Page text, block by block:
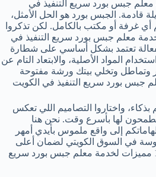
لخدمة معلم جبس بورد سريع التنفيذ في
قادمة. الجبس بورد هو الحل الأمثل،
أي غرفة أو مكتب بالكامل. لكن تذكروا
10 مميزات لخدمة معلم جبس بورد سريع التنفيذ في
تعتمد بشكل أساسي على شطارة
المواد الأصلية، والابتعاد التام عن
وتماطل وتخلي بيتك ورشة مفتوحة
بذكاء، واختاروا التصاميم اللي تعكس
تطمحون لها بأسرع وقت. نحن هنا
إلى واقع ملموس بأيدي أمهر
في السوق الكويتي لضمان أعلى
مستويات الرضا والسرعة. 10 مميزات لخدمة معلم جبس بورد سريع